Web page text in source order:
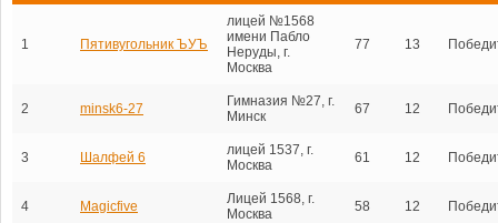
1 Пятивугольник ЪУЪ
лицей №1568
имени Пабло
Неруды, г.
Москва
77 13
2 minsk6-27
Гимназия №27, г.
Минск
67 12
3 Шалфей 6
лицей 1537, г.
Москва
61 12
4 Magicfive
Лицей 1568, г.
Москва
58 12